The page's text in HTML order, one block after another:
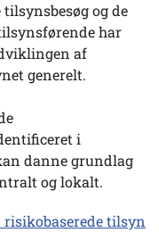
og de
har
af
generelt.
i
danne grundlag
og lokalt.
tilsyn